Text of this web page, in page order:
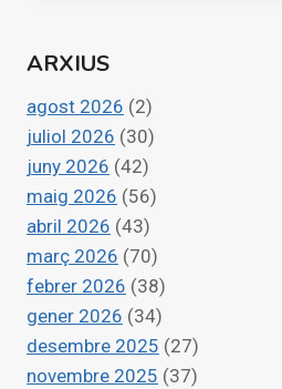
PERFECTE
ARXIUS
agost 2026 (2)
juliol 2026 (30)
juny 2026 (42)
maig 2026 (56)
abril 2026 (43)
març 2026 (70)
febrer 2026 (38)
gener 2026 (34)
desembre 2025 (27)
novembre 2025 (37)